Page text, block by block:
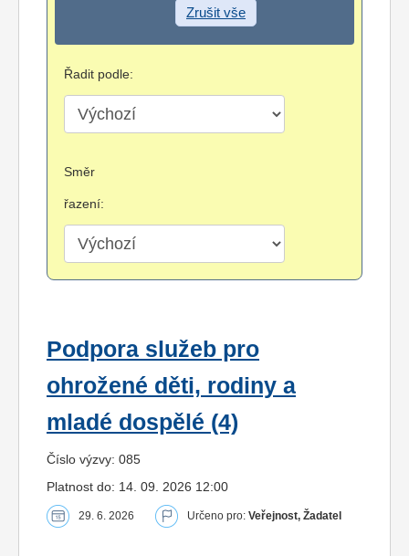
Zrušit vše
Řadit podle:
Směr
řazení:
Podpora služeb pro
ohrožené děti, rodiny a
mladé dospělé (4)
Číslo výzvy: 085
Platnost do: 14. 09. 2026 12:00
29. 6. 2026 Určeno pro: Veřejnost, Žadatel